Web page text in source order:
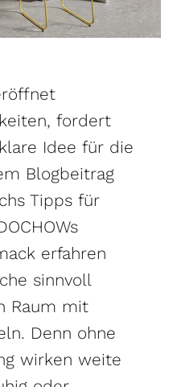
fordert
Idee für die
Blogbeitrag
Tipps für
erfahren
sinnvoll
Raum mit
Denn ohne
wirken weite